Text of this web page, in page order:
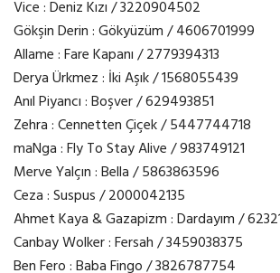
Vice : Deniz Kızı / 3220904502
Gökşin Derin : Gökyüzüm / 4606701999
Allame : Fare Kapanı / 2779394313
Derya Ürkmez : İki Aşık / 1568055439
Anıl Piyancı : Boşver / 629493851
Zehra : Cennetten Çiçek / 5447744718
maNga : Fly To Stay Alive / 983749121
Merve Yalçın : Bella / 5863863596
Ceza : Suspus / 2000042135
Ahmet Kaya & Gazapizm : Dardayım /
Canbay Wolker : Fersah / 3459038375
Ben Fero : Baba Fingo / 3826787754